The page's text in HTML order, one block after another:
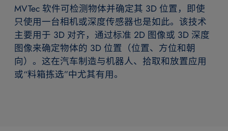
MVTec 软件可检测物体并确定其 3D 位置，即使
只使用一台相机或深度传感器也是如此。该技术
主要用于 3D 对齐，通过标准 2D 图像或 3D 深度
图像来确定物体的 3D 位置（位置、方位和朝
向）。这在汽车制造与机器人、拾取和放置应用
或“料箱拣选”中尤其有用。